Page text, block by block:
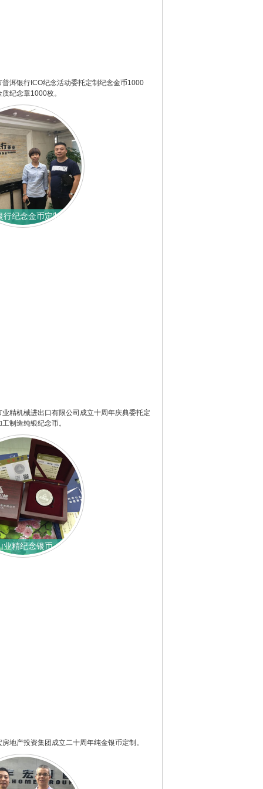
普洱银行ICO纪念活动委托定制纪念金币1000
纪念章1000枚。
行纪念金币定制
业精机械进出口有限公司成立十周年庆典委托定
制造纯银纪念币。
业精纪念银币
地产投资集团成立二十周年纯金银币定制。